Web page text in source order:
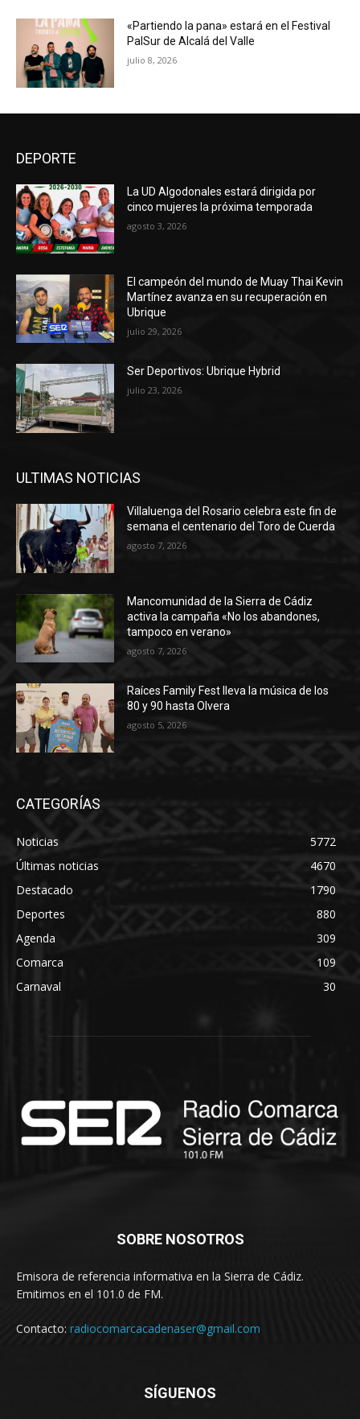
«Partiendo la pana» estará en el Festival
PalSur de Alcalá del Valle
julio 8, 2026
DEPORTE
La UD Algodonales estará dirigida por
cinco mujeres la próxima temporada
agosto 3, 2026
El campeón del mundo de Muay Thai Kevin
Martínez avanza en su recuperación en
Ubrique
julio 29, 2026
Ser Deportivos: Ubrique Hybrid
julio 23, 2026
ULTIMAS NOTICIAS
Villaluenga del Rosario celebra este fin de
semana el centenario del Toro de Cuerda
agosto 7, 2026
Mancomunidad de la Sierra de Cádiz
activa la campaña «No los abandones,
tampoco en verano»
agosto 7, 2026
Raíces Family Fest lleva la música de los
80 y 90 hasta Olvera
agosto 5, 2026
CATEGORÍAS
Noticias
5772
Últimas noticias
4670
Destacado
1790
Deportes
880
Agenda
309
Comarca
109
Carnaval
30
SOBRE NOSOTROS
Emisora de referencia informativa en la Sierra de Cádiz.
Emitimos en el 101.0 de FM.
Contacto: radiocomarcacadenaser@gmail.com
SÍGUENOS